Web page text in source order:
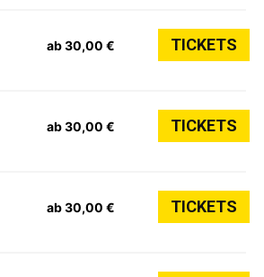
ab 30,00 € TICKETS
ab 30,00 € TICKETS
ab 30,00 € TICKETS